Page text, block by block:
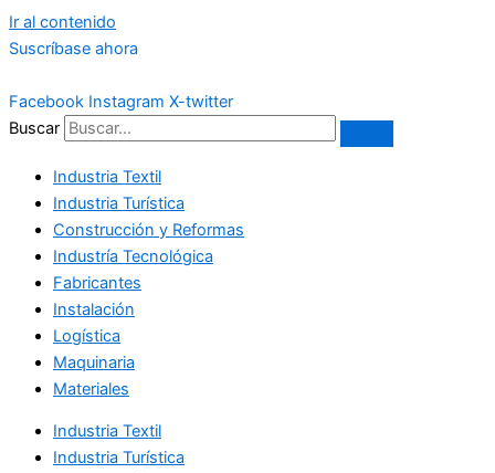
Ir al contenido
Suscríbase ahora
Facebook Instagram X-twitter
Buscar
Industria Textil
Industria Turística
Construcción y Reformas
Industría Tecnológica
Fabricantes
Instalación
Logística
Maquinaria
Materiales
Industria Textil
Industria Turística